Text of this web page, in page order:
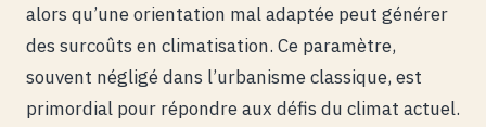
alors qu’une orientation mal adaptée peut générer
des surcoûts en climatisation. Ce paramètre,
souvent négligé dans l’urbanisme classique, est
primordial pour répondre aux défis du climat actuel.